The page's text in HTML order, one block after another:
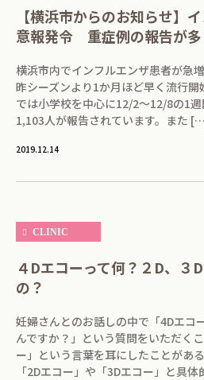
【横浜市からのお知らせ】
意報発令 重症例の報告が多
横浜市内でインフルエンザ患者が急
昨シーズンより1か月ほど早く流行
では小学校を中心に12/2～12/8の1
1,103人が報告されています。また
2019.12.14
CLINIC
４Dエコーって何？２D、３
の？
妊婦さんとのお話しの中で「4Dエコ
んですか？」という質問をいただく
ー」という言葉を耳にしたことがあ
「2Dエコー」や「3Dエコー」と具